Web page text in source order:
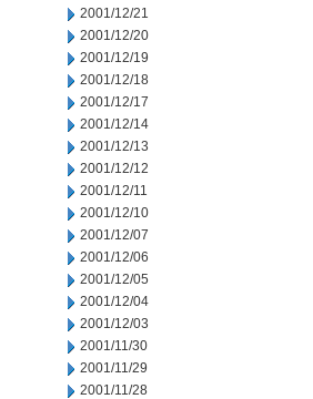
2001/12/21
2001/12/20
2001/12/19
2001/12/18
2001/12/17
2001/12/14
2001/12/13
2001/12/12
2001/12/11
2001/12/10
2001/12/07
2001/12/06
2001/12/05
2001/12/04
2001/12/03
2001/11/30
2001/11/29
2001/11/28